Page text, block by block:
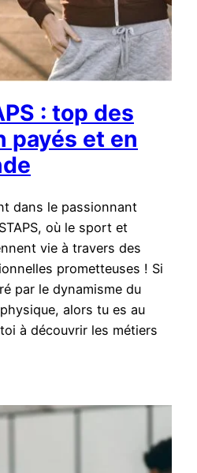
: top des
payés et en
dans le passionnant
où le sport et
vie à travers des
prometteuses ! Si
par le dynamisme du
alors tu es au
à découvrir les métiers